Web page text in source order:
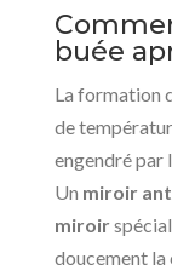
buée
La formation
de
engendré par
Un miroir
miroir
doucement la